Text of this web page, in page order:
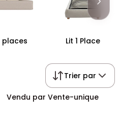
places Lit 1 Place
Trier par
Vendu par Vente-unique